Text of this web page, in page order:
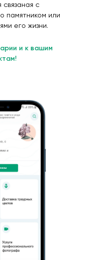
с
памятником или
его жизни.
и к вашим